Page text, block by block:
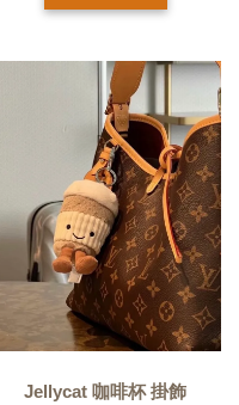
Jellycat 咖啡杯 掛飾